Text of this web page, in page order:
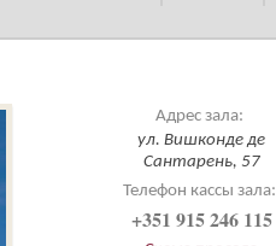
Адрес зала:
ул. Вишконде де
Сантарень, 57
Телефон кассы зала:
+351 915 246 115